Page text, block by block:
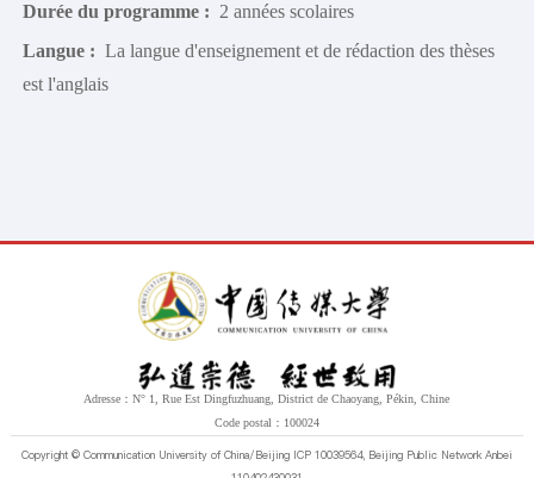
Durée du programme : 2 années scolaires
Langue : La langue d'enseignement et de rédaction des thèses
est l'anglais
Adresse：N° 1, Rue Est Dingfuzhuang, District de Chaoyang, Pékin, Chine
Code postal：100024
Copyright © Communication University of China/Beijing ICP 10039564, Beijing Public Network Anbei